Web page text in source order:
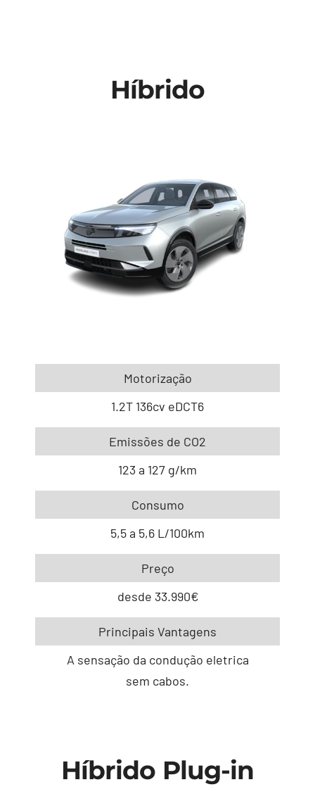
Híbrido
Motorização
1.2T 136cv eDCT6
Emissões de CO2
123 a 127 g/km
Consumo
5,5 a 5,6 L/100km
Preço
desde 33.990€
Principais Vantagens
A sensação da condução eletrica
sem cabos.
Híbrido Plug-in